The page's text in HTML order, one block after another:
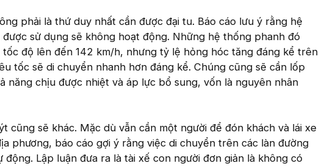
phải là thứ duy nhất cần được đại tu. Báo cáo lưu ý rằng hệ
sử dụng sẽ không hoạt động. Những hệ thống phanh đó
độ lên đến 142 km/h, nhưng tỷ lệ hỏng hóc tăng đáng kể trên
tốc sẽ di chuyển nhanh hơn đáng kể. Chúng cũng sẽ cần lốp
năng chịu được nhiệt và áp lực bổ sung, vốn là nguyên nhân
cũng sẽ khác. Mặc dù vẫn cần một người để đón khách và lái xe
phương, báo cáo gợi ý rằng việc di chuyển trên các làn đường
Lập luận đưa ra là tài xế con người đơn giản là không có